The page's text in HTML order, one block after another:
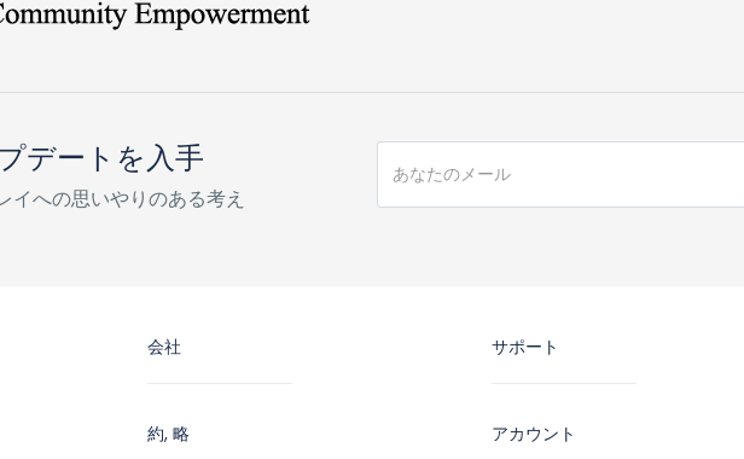
デートを入手
イへの思いやりのある考え
会社
約, 略
サポート
アカウント